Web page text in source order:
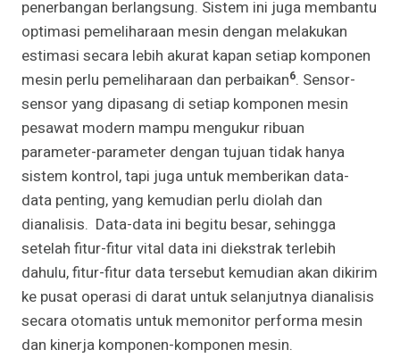
penerbangan berlangsung. Sistem ini juga membantu
optimasi pemeliharaan mesin dengan melakukan
estimasi secara lebih akurat kapan setiap komponen
mesin perlu pemeliharaan dan perbaikan6. Sensor-
sensor yang dipasang di setiap komponen mesin
pesawat modern mampu mengukur ribuan
parameter-parameter dengan tujuan tidak hanya
sistem kontrol, tapi juga untuk memberikan data-
data penting, yang kemudian perlu diolah dan
dianalisis. Data-data ini begitu besar, sehingga
setelah fitur-fitur vital data ini diekstrak terlebih
dahulu, fitur-fitur data tersebut kemudian akan dikirim
ke pusat operasi di darat untuk selanjutnya dianalisis
secara otomatis untuk memonitor performa mesin
dan kinerja komponen-komponen mesin.